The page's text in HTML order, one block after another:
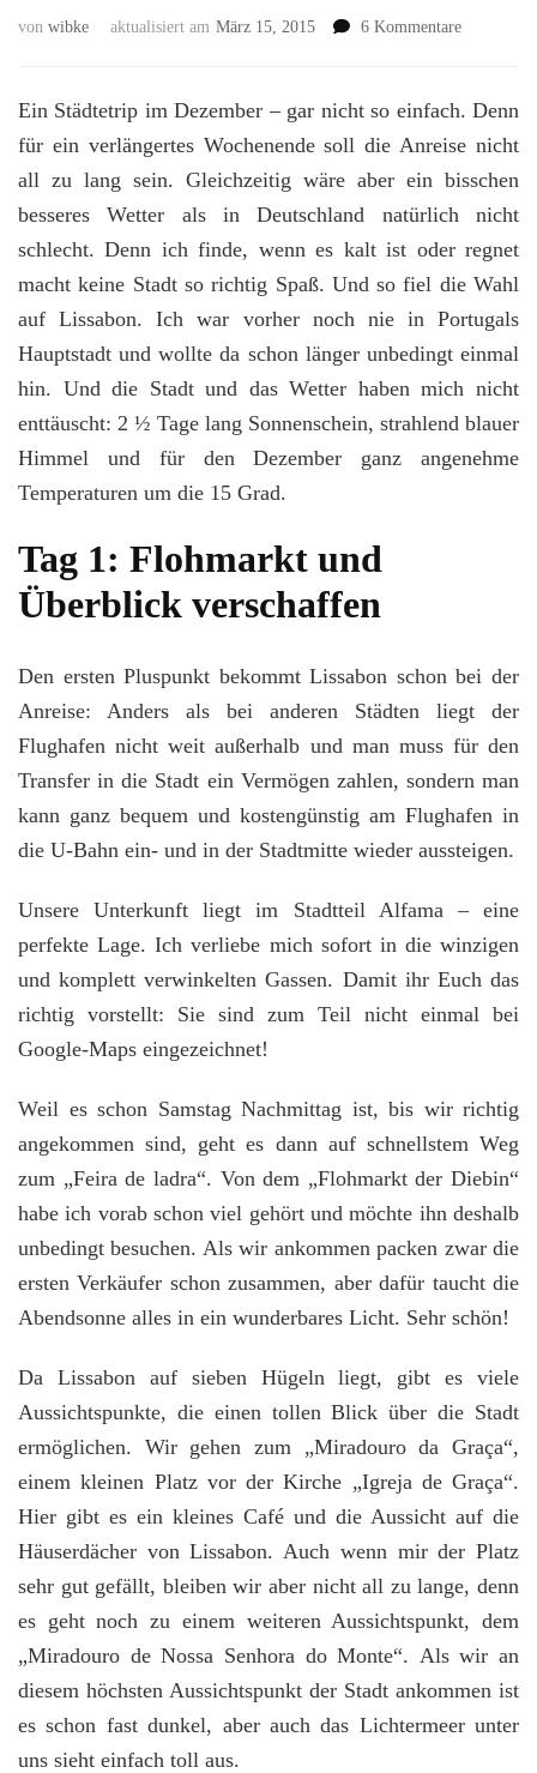
von wibke aktualisiert am März 15, 2015 6 Kommentarezu
Tage
Lissabon
–
Städtetrip
im
Dezember
Ein Städtetrip im Dezember – gar nicht so einfach. Denn
für ein verlängertes Wochenende soll die Anreise nicht
all zu lang sein. Gleichzeitig wäre aber ein bisschen
besseres Wetter als in Deutschland natürlich nicht
schlecht. Denn ich finde, wenn es kalt ist oder regnet
macht keine Stadt so richtig Spaß. Und so fiel die Wahl
auf Lissabon. Ich war vorher noch nie in Portugals
Hauptstadt und wollte da schon länger unbedingt einmal
hin. Und die Stadt und das Wetter haben mich nicht
enttäuscht: 2 ½ Tage lang Sonnenschein, strahlend blauer
Himmel und für den Dezember ganz angenehme
Temperaturen um die 15 Grad.
Tag 1: Flohmarkt und
Überblick verschaffen
Den ersten Pluspunkt bekommt Lissabon schon bei der
Anreise: Anders als bei anderen Städten liegt der
Flughafen nicht weit außerhalb und man muss für den
Transfer in die Stadt ein Vermögen zahlen, sondern man
kann ganz bequem und kostengünstig am Flughafen in
die U-Bahn ein- und in der Stadtmitte wieder aussteigen.
Unsere Unterkunft liegt im Stadtteil Alfama – eine
perfekte Lage. Ich verliebe mich sofort in die winzigen
und komplett verwinkelten Gassen. Damit ihr Euch das
richtig vorstellt: Sie sind zum Teil nicht einmal bei
Google-Maps eingezeichnet!
Weil es schon Samstag Nachmittag ist, bis wir richtig
angekommen sind, geht es dann auf schnellstem Weg
zum „Feira de ladra“. Von dem „Flohmarkt der Diebin“
habe ich vorab schon viel gehört und möchte ihn deshalb
unbedingt besuchen. Als wir ankommen packen zwar die
ersten Verkäufer schon zusammen, aber dafür taucht die
Abendsonne alles in ein wunderbares Licht. Sehr schön!
Da Lissabon auf sieben Hügeln liegt, gibt es viele
Aussichtspunkte, die einen tollen Blick über die Stadt
ermöglichen. Wir gehen zum „Miradouro da Graça“,
einem kleinen Platz vor der Kirche „Igreja de Graça“.
Hier gibt es ein kleines Café und die Aussicht auf die
Häuserdächer von Lissabon. Auch wenn mir der Platz
sehr gut gefällt, bleiben wir aber nicht all zu lange, denn
es geht noch zu einem weiteren Aussichtspunkt, dem
„Miradouro de Nossa Senhora do Monte“. Als wir an
diesem höchsten Aussichtspunkt der Stadt ankommen ist
es schon fast dunkel, aber auch das Lichtermeer unter
uns sieht einfach toll aus.